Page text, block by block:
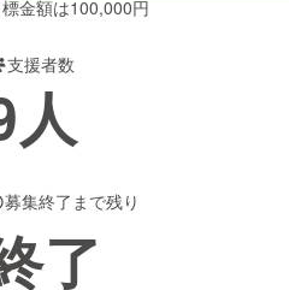
ルスケア
標金額は100,000円
支援者数
人
募集終了まで残り
了